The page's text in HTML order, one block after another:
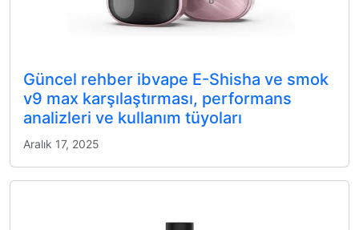
Güncel rehber ibvape E-Shisha ve smok
v9 max karşılaştırması, performans
analizleri ve kullanım tüyoları
Aralık 17, 2025